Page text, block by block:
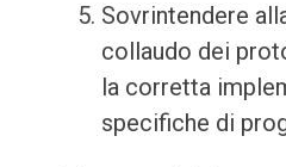
Sovrintendere
collaudo dei
la corretta
specifiche di